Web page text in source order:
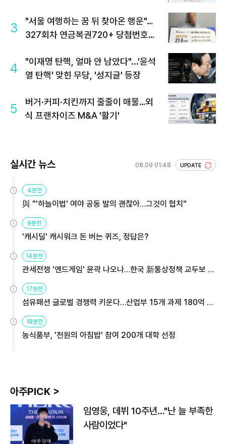
3
"서울 여행하는 꿈 뒤 찾아온 행운"…
327회차 연금복권720+ 당첨번호조
4
"이재명 탄핵, 얼마 안 남았다"...'윤석
열 탄핵' 맞힌 무당, '성지글' 등장
5
버거·커피·치킨까지 줄줄이 매물…외
식 프랜차이즈 M&A '활기'
실시간 뉴스 08.09 01:48 UPDATE
4분전
與 "'하늘이법' 여야 공동 발의 괜찮아…그것이 협치"
9분전
'캐시딜' 캐시워크 돈 버는 퀴즈, 정답은?
14분전
관세전쟁 '엔드게임' 윤곽 나오나…한국 新통상정책 교두보 활
용해야
17분전
섬유패션 글로벌 경쟁력 키운다…산업부 15개 과제 180억 지
원
18분전
농식품부, '천원의 아침밥' 참여 200개 대학 선정
아주PICK >
임영웅, 데뷔 10주년…"난 늘 부족한
사람이었다"